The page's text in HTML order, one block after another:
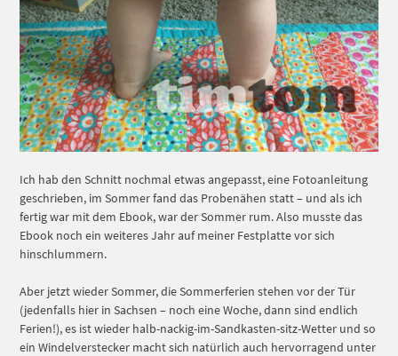
Ich hab den Schnitt nochmal etwas angepasst, eine Fotoanleitung
geschrieben, im Sommer fand das Probenähen statt – und als ich
fertig war mit dem Ebook, war der Sommer rum. Also musste das
Ebook noch ein weiteres Jahr auf meiner Festplatte vor sich
hinschlummern.
Aber jetzt wieder Sommer, die Sommerferien stehen vor der Tür
(jedenfalls hier in Sachsen – noch eine Woche, dann sind endlich
Ferien!), es ist wieder halb-nackig-im-Sandkasten-sitz-Wetter und so
ein Windelverstecker macht sich natürlich auch hervorragend unter